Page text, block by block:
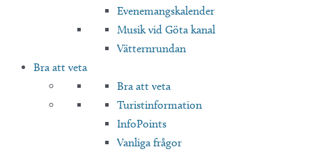
Evenemangskalender
Musik vid Göta kanal
Vätternrundan
Bra att veta
Bra att veta
Turistinformation
InfoPoints
Vanliga frågor